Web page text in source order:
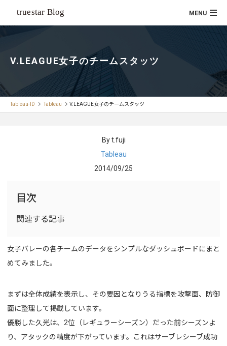
V.LEAGUE女子のチームスタッツ
Tableau-ID Tableau V.LEAGUE女子のチームスタッツ
By t.fuji
Tableau
2014/09/25
目次
関連する記事
女子バレーの各チームのデータをシンプルなダッシュボードにまと
めてみました。
まずは全体成績を表示し、その要因となりうる指標を攻撃面、防御
面に整理して掲載しています。
優勝した久光は、2位（レギュラーシーズン）だった前シーズンよ
り、アタックの精度が下がっています。これはサーブレシーブ成功